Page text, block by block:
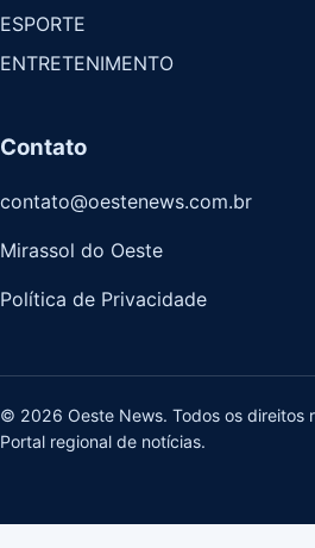
ESPORTE
ENTRETENIMENTO
Contato
contato@oestenews.com.br
Mirassol do Oeste
Política de Privacidade
© 2026 Oeste News. Todos os direitos
Portal regional de notícias.